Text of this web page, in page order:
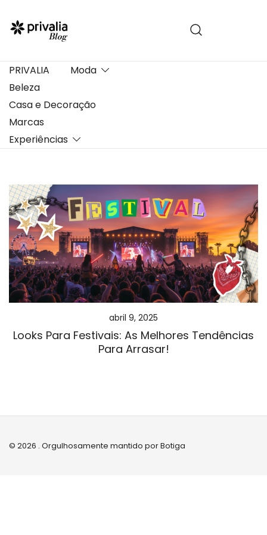
conteúdo
PRIVALIA
Moda
Beleza
Casa e Decoração
Marcas
Experiências
abril 9, 2025
Looks Para Festivais: As Melhores Tendências
Para Arrasar!
© 2026 . Orgulhosamente mantido porBotiga